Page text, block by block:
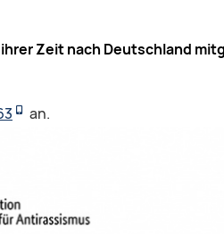
Zeit nach Deutschland
an.